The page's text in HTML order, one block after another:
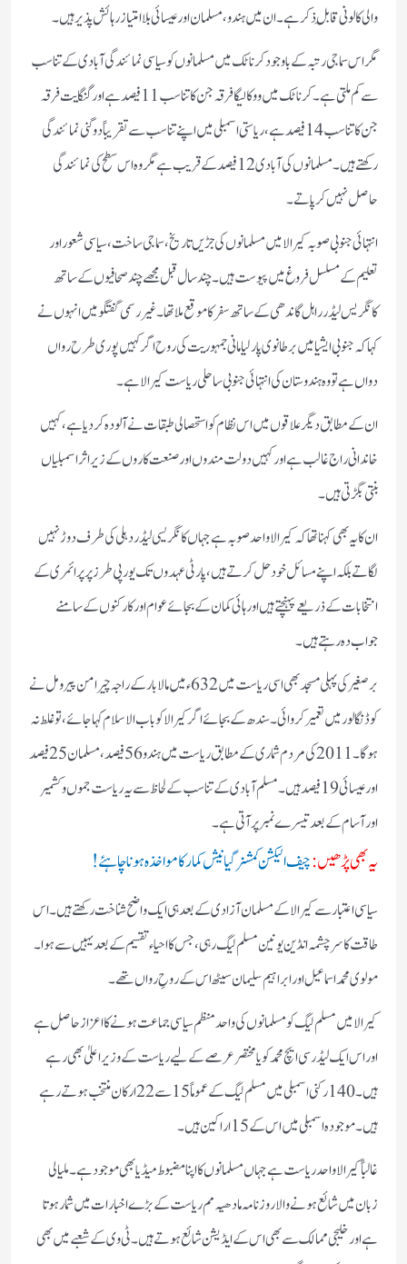
والی کالونی قابلِ ذکر ہے۔ ان میں ہندو، مسلمان اور عیسائی بلا امتیاز رہائش پذیر ہیں۔
مگر اس سماجی رتبہ کے باوجود کرناٹک میں مسلمانوں کو سیاسی نمائندگی آبادی کے تناسب
سے کم ملتی ہے۔ کرناٹک میں ووکالیگا فرقہ جن کا تناسب 11 فیصد ہے اور لنگایت فرقہ
جن کا تناسب 14 فیصد ہے، ریاستی اسمبلی میں اپنے تناسب سے تقریباً دوگنی نمائندگی
رکھتے ہیں۔ مسلمانوں کی آبادی 12 فیصد کے قریب ہے مگر وہ اس سطح کی نمائندگی
حاصل نہیں کر پاتے۔
انتہائی جنوبی صوبہ کیرالا میں مسلمانوں کی جڑیں تاریخ، سماجی ساخت، سیاسی شعور اور
تعلیم کے مسلسل فروغ میں پیوست ہیں۔ چند سال قبل مجھے چند صحافیوں کے ساتھ
کانگریس لیڈر راہل گاندھی کے ساتھ سفر کا موقع ملا تھا۔ غیر رسمی گفتگو میں انہوں نے
کہا کہ جنوبی ایشیا میں برطانوی پارلیامانی جمہوریت کی روح اگر کہیں پوری طرح رواں
دواں ہے تو وہ ہندوستان کی انتہائی جنوبی ساحلی ریاست کیرالا ہے۔
ان کے مطابق دیگر علاقوں میں اس نظام کو استحصالی طبقات نے آلودہ کر دیا ہے، کہیں
خاندانی راج غالب ہے اور کہیں دولت مندوں اور صنعت کاروں کے زیر اثر اسمبلیاں
بنتی بگڑتی ہیں۔
ان کا یہ بھی کہنا تھا کہ کیرالا واحد صوبہ ہے جہاں کانگریسی لیڈر دہلی کی طرف دوڑ نہیں
لگاتے بلکہ اپنے مسائل خود حل کرتے ہیں، پارٹی عہدوں تک یورپی طرز پر پرائمری کے
انتخابات کے ذریعے پہنچتے ہیں اور ہائی کمان کے بجائے عوام اور کارکنوں کے سامنے
جواب دہ رہتے ہیں۔
برصغیر کی پہلی مسجد بھی اسی ریاست میں 632ء میں مالابار کے راجہ چیرامن پیرومل نے
کوڈنگالور میں تعمیر کروائی۔سندھ کے بجائے اگر کیرالا کو باب الاسلام کہا جائے، تو غلط نہ
ہوگا۔ 2011 کی مردم شماری کے مطابق ریاست میں ہندو 56 فیصد، مسلمان 25 فیصد
اور عیسائی 19 فیصد ہیں۔ مسلم آبادی کے تناسب کے لحاظ سے یہ ریاست جموں و کشمیر
اور آسام کے بعد تیسرے نمبر پر آتی ہے۔
یہ بھی پڑھیں:چیف الیکشن کمشنر گیانیش کمار کا مواخذہ ہونا چاہئے!
سیاسی اعتبار سے کیرالا کے مسلمان آزادی کے بعد ہی ایک واضح شناخت رکھتے ہیں۔ اس
طاقت کا سرچشمہ انڈین یونین مسلم لیگ رہی، جس کا احیاء تقسیم کے بعد یہیں سے ہوا۔
مولوی محمد اسماعیل اور ابراہیم سلیمان سیٹھ اس کے روحِ رواں تھے۔
کیرالا میں مسلم لیگ کو مسلمانوں کی واحد منظم سیاسی جماعت ہونے کا اعزاز حاصل ہے
اور اس ایک لیڈر سی ایچ محمد کویا مختصر عرصے کے لیے ریاست کے وزیر اعلیٰ بھی رہے
ہیں۔ 140 رکنی اسمبلی میں مسلم لیگ کے عموماً 15 سے 22 ارکان منتخب ہوتے رہے
ہیں۔ موجودہ اسمبلی میں اس کے 15 اراکین ہیں۔
غالباً کیرالا واحد ریاست ہے جہاں مسلمانوں کا اپنا مضبوط میڈیا بھی موجود ہے۔ ملیالی
زبان میں شائع ہونے والا روزنامہ مادھیہ مم ریاست کے بڑے اخبارات میں شمار ہوتا
ہے اور خلیجی ممالک سے بھی اس کے ایڈیشن شائع ہوتے ہیں۔ ٹی وی کے شعبے میں بھی